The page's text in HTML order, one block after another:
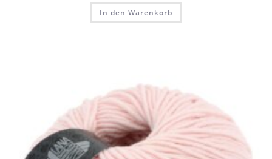
In den Warenkorb